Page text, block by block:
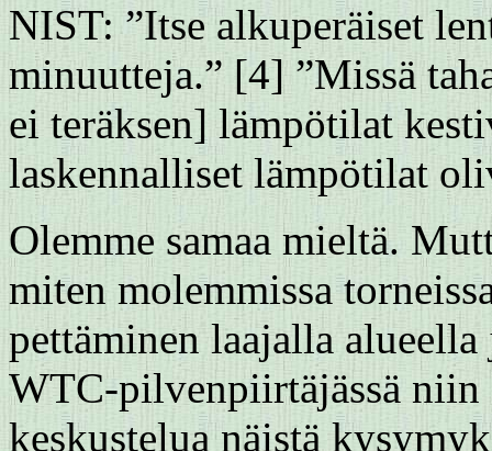
NIST: ”Itse alkuperäiset
minuutteja.” [4] ”Missä
ei teräksen] lämpötilat
laskennalliset lämpötilat
Olemme samaa mieltä.
miten molemmissa
pettäminen laajalla
WTC-pilvenpiirtäjässä niin
keskustelua näistä